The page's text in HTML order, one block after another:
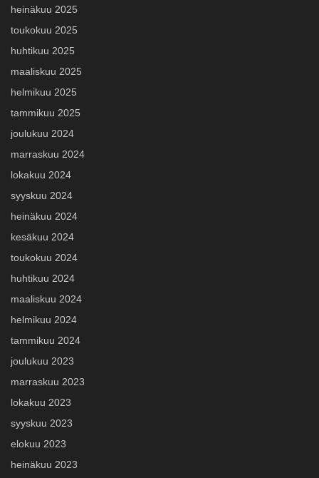
heinäkuu 2025
toukokuu 2025
huhtikuu 2025
maaliskuu 2025
helmikuu 2025
tammikuu 2025
joulukuu 2024
marraskuu 2024
lokakuu 2024
syyskuu 2024
heinäkuu 2024
kesäkuu 2024
toukokuu 2024
huhtikuu 2024
maaliskuu 2024
helmikuu 2024
tammikuu 2024
joulukuu 2023
marraskuu 2023
lokakuu 2023
syyskuu 2023
elokuu 2023
heinäkuu 2023